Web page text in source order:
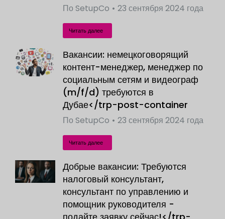
По SetupCo 23 сентября 2024 года
Читать далее
Вакансии: немецкоговорящий
контент-менеджер, менеджер по
социальным сетям и видеограф
(m/f/d) требуются в
Дубае</trp-post-container
По SetupCo 23 сентября 2024 года
Читать далее
Добрые вакансии: Требуются
налоговый консультант,
консультант по управлению и
помощник руководителя -